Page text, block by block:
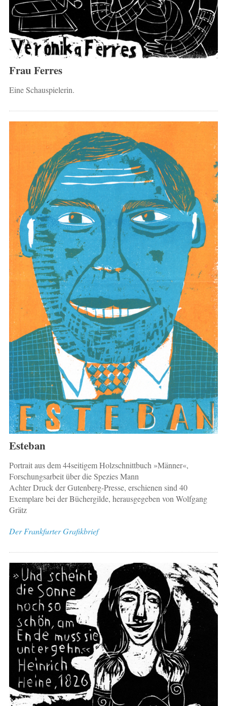
Frau Ferres
Eine Schauspielerin.
Esteban
Portrait aus dem 44seitigem Holzschnittbuch »Männer«,
Forschungsarbeit über die Spezies Mann
Achter Druck der Gutenberg-Presse, erschienen sind 40
Exemplare bei der Büchergilde, herausgegeben von Wolfgang
Grätz
Der Frankfurter Grafikbrief